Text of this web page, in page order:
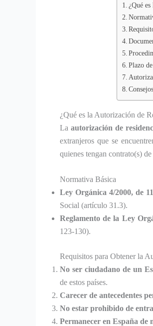
¿Qué
Plazo
¿Qué es la Autorización de
La autorización de
extranjeros que se
quienes tengan contrato(s)
Normativa Básica
Ley Orgánica 4/2000, de
Social (artículo 31.3).
Reglamento de la Ley
123-130).
Requisitos para Obtener la
No ser ciudadano de un
de estos países.
Carecer de antecedentes
No estar prohibido de
Permanecer en España de